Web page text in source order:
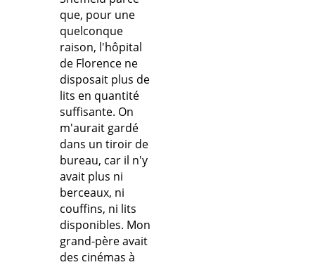
que, pour une
quelconque
raison, l'hôpital
de Florence ne
disposait plus de
lits en quantité
suffisante. On
m'aurait gardé
dans un tiroir de
bureau, car il n'y
avait plus ni
berceaux, ni
couffins, ni lits
disponibles. Mon
grand-père avait
des cinémas à